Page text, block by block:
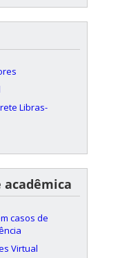
Libras-
acadêmica
casos de
Virtual